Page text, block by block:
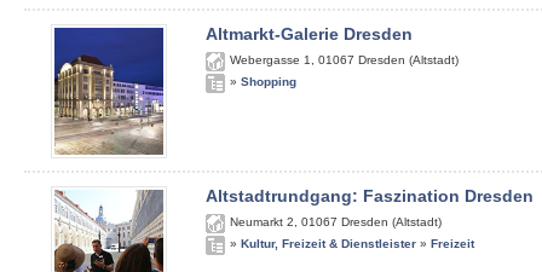
Altmarkt-Galerie Dresden
Webergasse 1 01067 Dresden (Altstadt)
» Shopping
Altstadtrundgang: Faszination Dresden
Neumarkt 2 01067 Dresden (Altstadt)
» Kultur, Freizeit & Dienstleister » Freizeit